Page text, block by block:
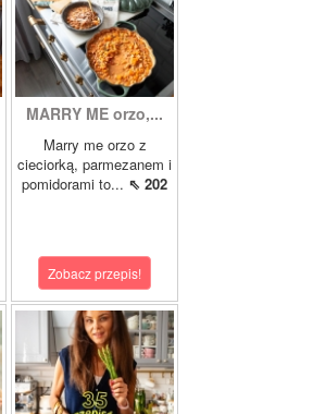
MARRY ME orzo,...
Marry me orzo z
cieciorką, parmezanem i
pomidorami to... ⇖ 202
Zobacz przepis!